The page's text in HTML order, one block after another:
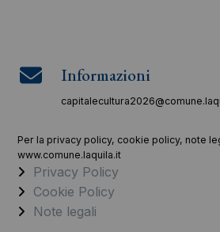
Informazioni
Per la privacy policy, cookie policy, note
www.comune.laquila.it
Privacy Policy
Cookie Policy
Note legali